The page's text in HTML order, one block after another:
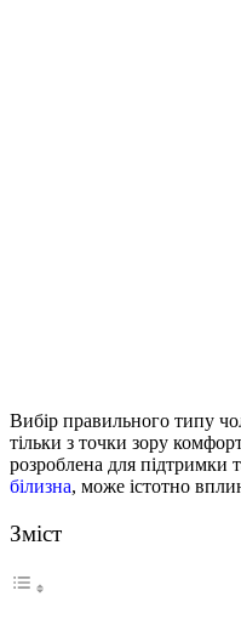
Вибір правильного типу
тільки з точки зору
розроблена для підтримки
білизна, може істотно
Зміст